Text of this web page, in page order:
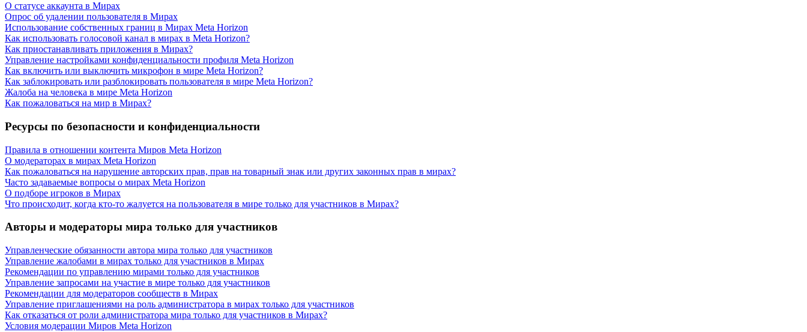
О статусе аккаунта в Мирах
Опрос об удалении пользователя в Мирах
Использование собственных границ в Мирах Meta Horizon
Как использовать голосовой канал в мирах в Meta Horizon?
Как приостанавливать приложения в Мирах?
Управление настройками конфиденциальности профиля Meta Horizon
Как включить или выключить микрофон в мире Meta Horizon?
Как заблокировать или разблокировать пользователя в мире Meta Horizon?
Жалоба на человека в мире Meta Horizon
Как пожаловаться на мир в Мирах?
Ресурсы по безопасности и конфиденциальности
Правила в отношении контента Миров Meta Horizon
О модераторах в мирах Meta Horizon
Как пожаловаться на нарушение авторских прав, прав на товарный знак или других законных прав в мирах?
Часто задаваемые вопросы о мирах Meta Horizon
О подборе игроков в Мирах
Что происходит, когда кто-то жалуется на пользователя в мире только для участников в Мирах?
Авторы и модераторы мира только для участников
Управленческие обязанности автора мира только для участников
Управление жалобами в мирах только для участников в Мирах
Рекомендации по управлению мирами только для участников
Управление запросами на участие в мире только для участников
Рекомендации для модераторов сообществ в Мирах
Управление приглашениями на роль администратора в мирах только для участников
Как отказаться от роли администратора мира только для участников в Мирах?
Условия модерации Миров Meta Horizon